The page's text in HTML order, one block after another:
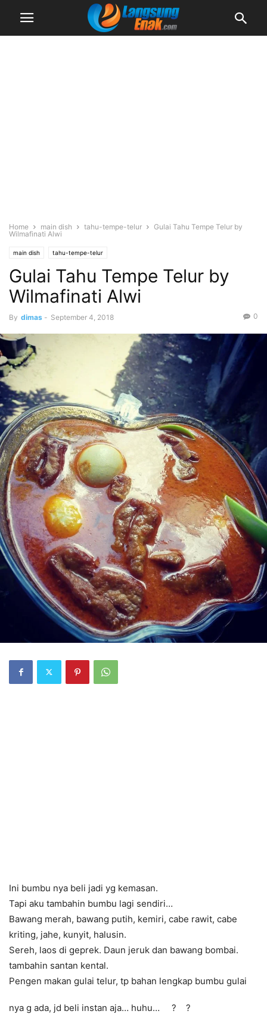
Home main dish tahu-tempe-telur
Gulai Tahu Tempe Telur by
Wilmafinati Alwi
main dish tahu-tempe-telur
Gulai Tahu Tempe Telur by
Wilmafinati Alwi
By dimas - September 4, 2018 0
Ini bumbu nya beli jadi yg kemasan.
Tapi aku tambahin bumbu lagi sendiri…
Bawang merah, bawang putih, kemiri, cabe rawit, cabe
kriting, jahe, kunyit, halusin.
Sereh, laos di geprek. Daun jeruk dan bawang bombai.
tambahin santan kental.
Pengen makan gulai telur, tp bahan lengkap bumbu gulai
nya g ada, jd beli instan aja… huhu… ? ?